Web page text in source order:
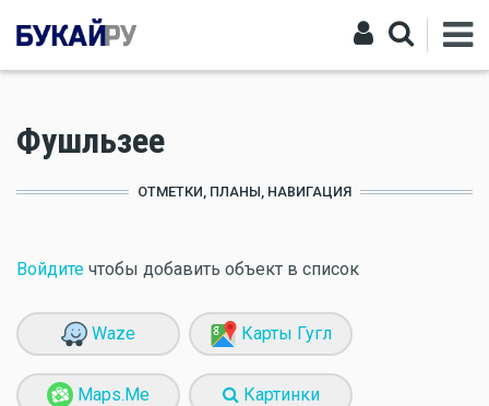
Фушльзее
ОТМЕТКИ, ПЛАНЫ, НАВИГАЦИЯ
Войдите чтобы добавить объект в список
Waze Карты Гугл
Maps.Me Картинки